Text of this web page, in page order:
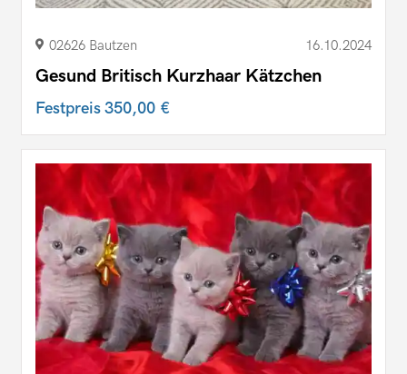
02626 Bautzen 16.10.2024
Gesund Britisch Kurzhaar Kätzchen
Festpreis350,00 €